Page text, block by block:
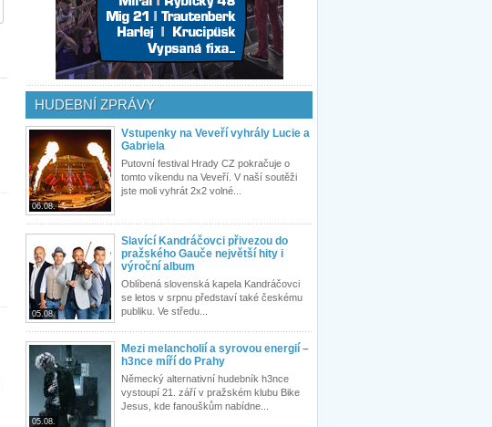
HUDEBNÍ ZPRÁVY
06.08.
Vstupenky na Veveří vyhrály Lucie a
Gabriela
Putovní festival Hrady CZ pokračuje o
tomto víkendu na Veveří. V naší soutěži
jste moli vyhrát 2x2 volné...
05.08.
Slavící Kandráčovci přivezou do
pražského Gauče největší hity i
výroční album
Oblíbená slovenská kapela Kandráčovci
se letos v srpnu představí také českému
publiku. Ve středu...
05.08.
Mezi melancholií a syrovou energií –
h3nce míří do Prahy
Německý alternativní hudebník h3nce
vystoupí 21. září v pražském klubu Bike
Jesus, kde fanouškům nabídne...